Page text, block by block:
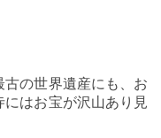
の世界遺産にも、お
はお宝が沢山あり見